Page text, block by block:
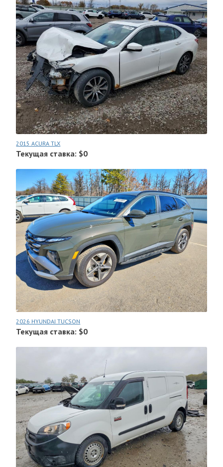
2015 ACURA TLX
Текущая ставка: $0
2026 HYUNDAI TUCSON
Текущая ставка: $0